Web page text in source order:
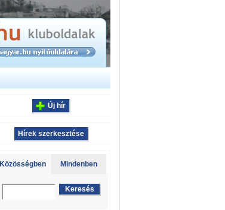
Új hír
Hírek szerkesztése
Közösségben Mindenben